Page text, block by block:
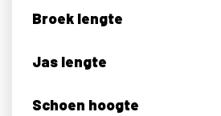
Broek lengte
Jas lengte
Schoen hoogte